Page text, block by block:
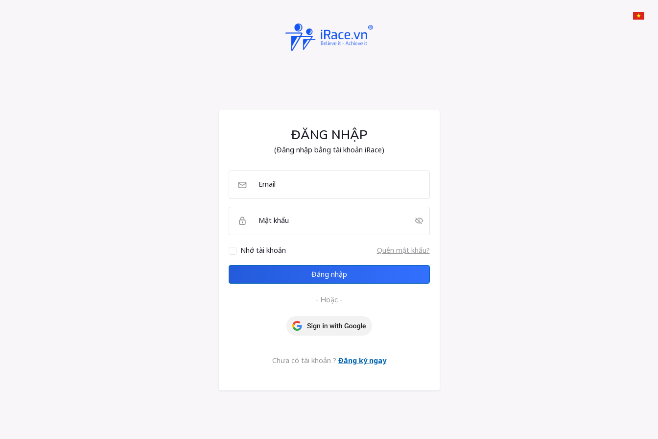
ĐĂNG NHẬP
(Đăng nhập bằng tài khoản iRace)
Email
Mật khẩu
Quên mật khẩu?
Nhớ tài khoản
Đăng nhập
- Hoặc -
Chưa có tài khoản ? Đăng ký ngay